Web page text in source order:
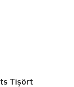
Tişört